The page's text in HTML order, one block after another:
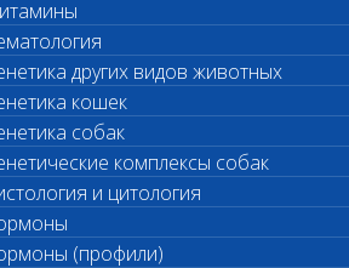
других видов животных
кошек
собак
комплексы собак
и цитология
(профили)
выполнение срочных